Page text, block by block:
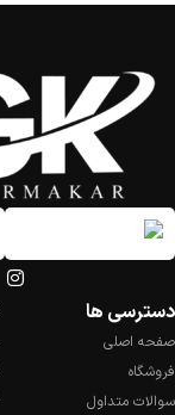
دسترسی ها
صفحه اصلی
فروشگاه
سوالات متداول